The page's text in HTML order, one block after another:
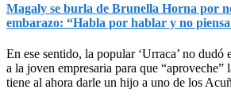
Magaly se burla de Brunella Horna por
embarazo: “Habla por hablar y no
En ese sentido, la popular ‘Urraca’ no dudó
a la joven empresaria para que “aproveche”
tiene al ahora darle un hijo a uno de los